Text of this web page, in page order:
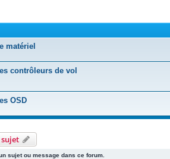
matériel
contrôleurs de vol
OSD
sujet ou message dans ce forum.